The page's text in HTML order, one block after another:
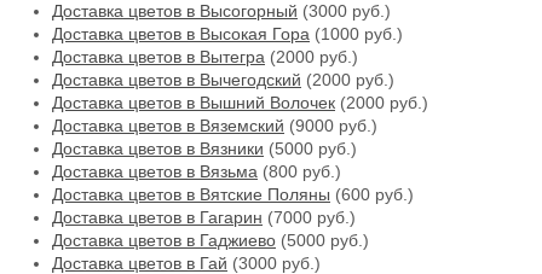
Доставка цветов в Высогорный (3000 руб.)
Доставка цветов в Высокая Гора (1000 руб.)
Доставка цветов в Вытегра (2000 руб.)
Доставка цветов в Вычегодский (2000 руб.)
Доставка цветов в Вышний Волочек (2000 руб.)
Доставка цветов в Вяземский (9000 руб.)
Доставка цветов в Вязники (5000 руб.)
Доставка цветов в Вязьма (800 руб.)
Доставка цветов в Вятские Поляны (600 руб.)
Доставка цветов в Гагарин (7000 руб.)
Доставка цветов в Гаджиево (5000 руб.)
Доставка цветов в Гай (3000 руб.)